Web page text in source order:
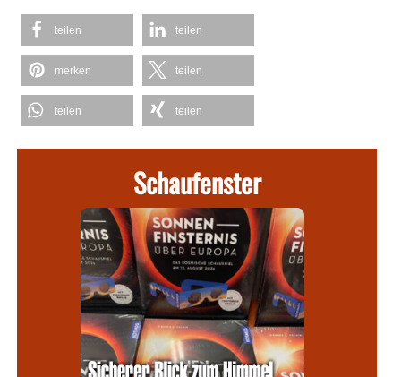
teilen teilen
merken teilen
teilen teilen
Schaufenster